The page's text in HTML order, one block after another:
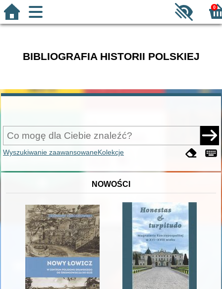
0
BIBLIOGRAFIA HISTORII POLSKIEJ
Wyszukiwanie zaawansowaneKolekcje
NOWOŚCI